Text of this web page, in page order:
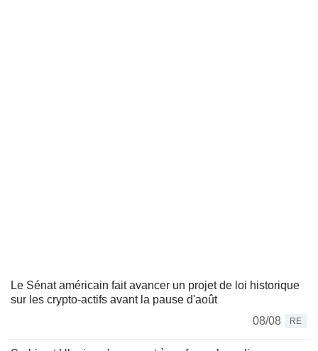
Le Sénat américain fait avancer un projet de loi historique
sur les crypto-actifs avant la pause d'août
08/08
RE